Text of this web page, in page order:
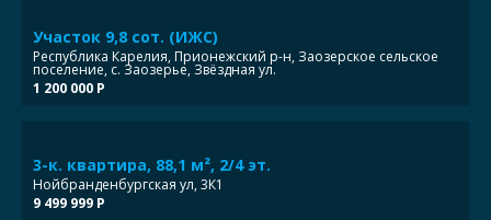
Участок 9,8 сот. (ИЖС)
Республика Карелия, Прионежский р-н, Заозерское сельское
поселение, с. Заозерье, Звёздная ул.
1 200 000 Р
3-к. квартира, 88,1 м², 2/4 эт.
Нойбранденбургская ул, 3К1
9 499 999 Р